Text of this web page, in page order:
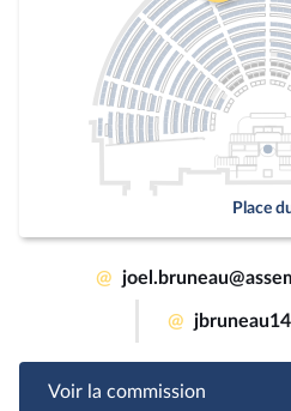
Place
@
@
Voir la commission